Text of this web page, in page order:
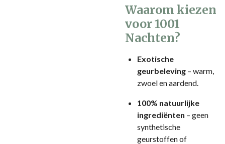
Waarom kiezen
voor 1001
Nachten?
Exotische
geurbeleving – warm,
zwoel en aardend.
100% natuurlijke
ingrediënten – geen
synthetische
geurstoffen of